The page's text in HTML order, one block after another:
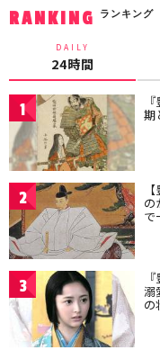
RANKING ランキング
DAILY
24時間
1 期
2 の
で
3 溺
の